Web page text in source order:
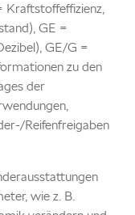
Kraftstoffeffizienz,
GE =
GE/G =
zu den
der
Reifenfreigaben
wie z. B.